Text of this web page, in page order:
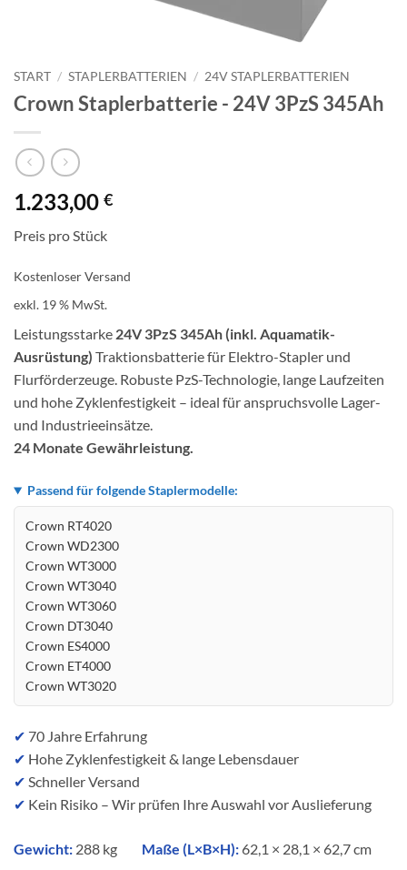
START / STAPLERBATTERIEN / 24V STAPLERBATTERIEN
Crown Staplerbatterie -​​ 24V 3PzS 345Ah
1.233,00 €
Preis pro Stück
Kostenloser Versand
exkl. 19 % MwSt.
Leistungsstarke 24V 3PzS 345Ah (inkl. Aquamatik-
Ausrüstung) Traktionsbatterie für Elektro-Stapler und
Flurförderzeuge. Robuste PzS-Technologie, lange Laufzeiten
und hohe Zyklenfestigkeit – ideal für anspruchsvolle Lager-
und Industrieeinsätze.
24 Monate Gewährleistung.
Passend für folgende Staplermodelle:
Crown RT4020
Crown WD2300
Crown WT3000
Crown WT3040
Crown WT3060
Crown DT3040
Crown ES4000
Crown ET4000
Crown WT3020
✔ 70 Jahre Erfahrung
✔ Hohe Zyklenfestigkeit & lange Lebensdauer
✔ Schneller Versand
✔ Kein Risiko – Wir prüfen Ihre Auswahl vor Auslieferung
Gewicht: 288 kg Maße (L×B×H): 62,1 × 28,1 × 62,7 cm